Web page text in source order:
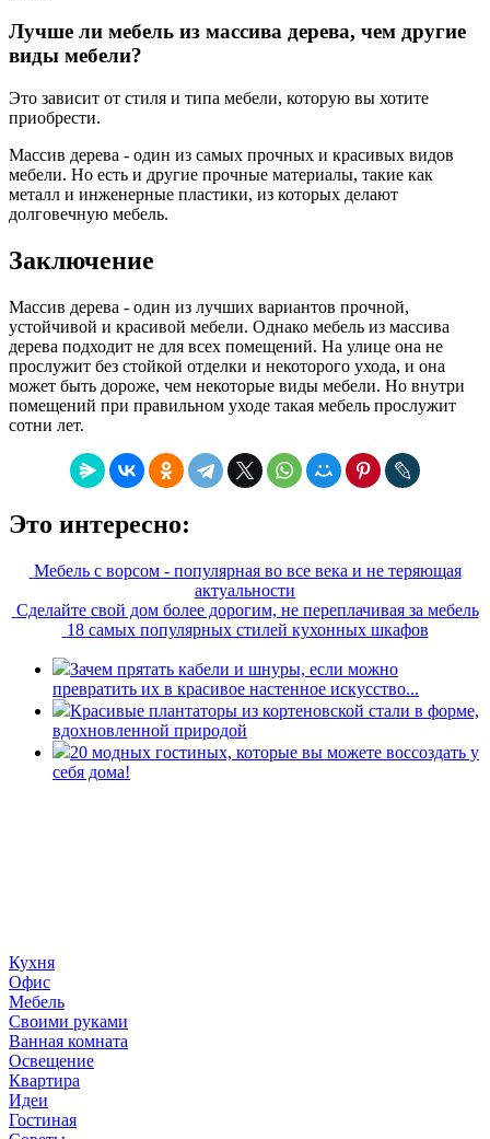
Лучше ли мебель из массива дерева, чем другие
виды мебели?
Это зависит от стиля и типа мебели, которую вы хотите
приобрести.
Массив дерева - один из самых прочных и красивых видов
мебели. Но есть и другие прочные материалы, такие как
металл и инженерные пластики, из которых делают
долговечную мебель.
Заключение
Массив дерева - один из лучших вариантов прочной,
устойчивой и красивой мебели. Однако мебель из массива
дерева подходит не для всех помещений. На улице она не
прослужит без стойкой отделки и некоторого ухода, и она
может быть дороже, чем некоторые виды мебели. Но внутри
помещений при правильном уходе такая мебель прослужит
сотни лет.
Это интересно:
Мебель с ворсом - популярная во все века и не теряющая
актуальности
Сделайте свой дом более дорогим, не переплачивая за мебель
18 самых популярных стилей кухонных шкафов
Зачем прятать кабели и шнуры, если можно
превратить их в красивое настенное искусство...
Красивые плантаторы из кортеновской стали в форме,
вдохновленной природой
20 модных гостиных, которые вы можете воссоздать у
себя дома!
Кухня
Офис
Мебель
Своими руками
Ванная комната
Освещение
Квартира
Идеи
Гостиная